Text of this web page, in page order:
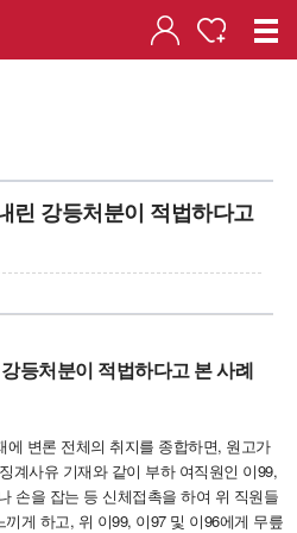
린 강등처분이 적법하다고
등처분이 적법하다고 본 사례
에 변론 전체의 취지를 종합하면, 원고가
계사유 기재와 같이 부하 여직원인 이99,
손을 잡는 등 신체접촉을 하여 위 직원들
게 하고, 위 이99, 이97 및 이96에게 무릎